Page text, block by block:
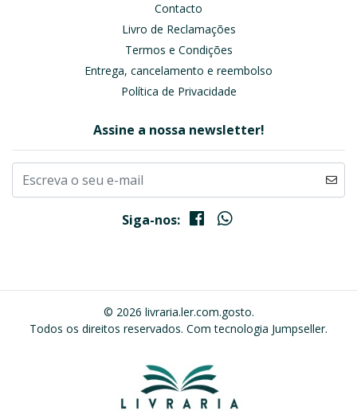
Contacto
Livro de Reclamações
Termos e Condições
Entrega, cancelamento e reembolso
Política de Privacidade
Assine a nossa newsletter!
Siga-nos:
© 2026 livraria.ler.com.gosto.
Todos os direitos reservados. Com tecnologia Jumpseller.